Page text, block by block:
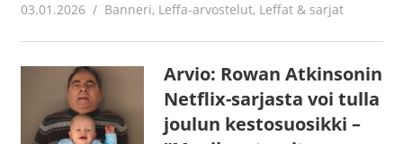
03.01.2026 Juha Kaunisto
Banneri, Leffa-arvostelut, Leffat & sarjat
Arvio: Rowan Atkinsonin
Netflix-sarjasta voi tulla
joulun kestosuosikki –